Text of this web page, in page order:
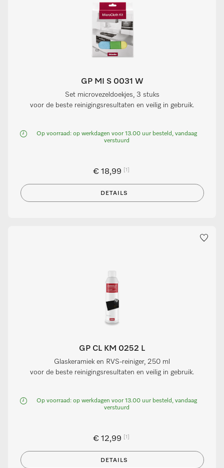
GP MI S 0031 W
Set microvezeldoekjes, 3 stuks
voor de beste reinigingsresultaten en veilig in gebruik.
Op voorraad: op werkdagen voor 13.00 uur besteld, vandaag
verstuurd
€ 18,99 [1]
DETAILS
GP CL KM 0252 L
Glaskeramiek en RVS-reiniger, 250 ml
voor de beste reinigingsresultaten en veilig in gebruik.
Op voorraad: op werkdagen voor 13.00 uur besteld, vandaag
verstuurd
€ 12,99 [1]
DETAILS